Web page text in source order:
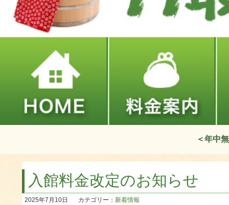
＜年中
入館料金改定のお知らせ
2025年7月10日 カテゴリー： 新着情報